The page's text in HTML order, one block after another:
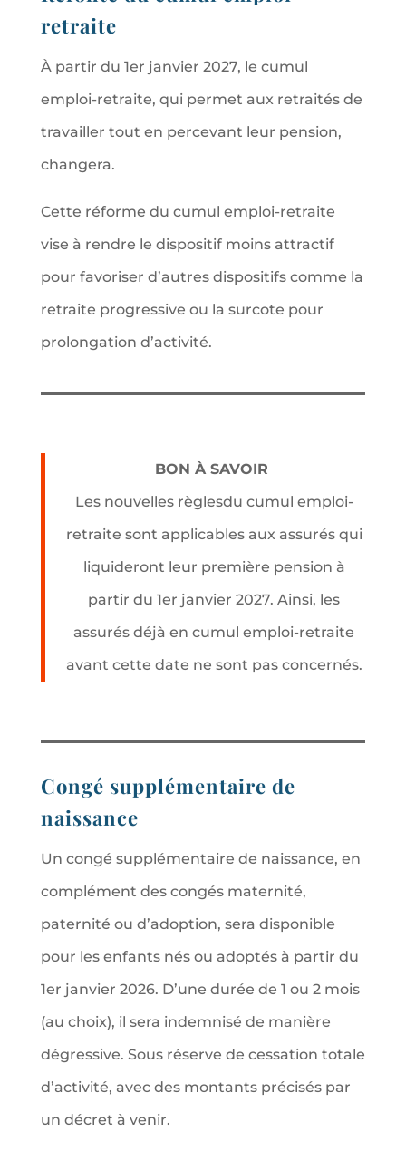
retraite
À partir du 1er janvier 2027, le cumul
emploi-retraite, qui permet aux retraités de
travailler tout en percevant leur pension,
changera.
Cette réforme du cumul emploi-retraite
vise à rendre le dispositif moins attractif
pour favoriser d’autres dispositifs comme la
retraite progressive ou la surcote pour
prolongation d’activité.
BON À SAVOIR
Les nouvelles règlesdu cumul emploi-
retraite sont applicables aux assurés qui
liquideront leur première pension à
partir du 1er janvier 2027. Ainsi, les
assurés déjà en cumul emploi-retraite
avant cette date ne sont pas concernés.
Congé supplémentaire de
naissance
Un congé supplémentaire de naissance, en
complément des congés maternité,
paternité ou d’adoption, sera disponible
pour les enfants nés ou adoptés à partir du
1er janvier 2026. D’une durée de 1 ou 2 mois
(au choix), il sera indemnisé de manière
dégressive. Sous réserve de cessation totale
d’activité, avec des montants précisés par
un décret à venir.